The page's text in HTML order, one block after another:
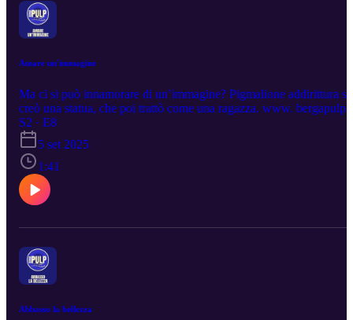
Amare un'immagine
Ma ci si può innamorare di un’immagine? Pigmalione addirittura si
creò una statua, che poi trattò come una ragazza. www.
S2 · E8
5 set 2025
1:41
Abbasso la bellezza